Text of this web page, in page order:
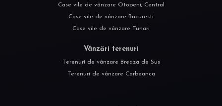
Case vile de vânzare Otopeni, Central
Case vile de vânzare Bucuresti
Case vile de vânzare Tunari
Vânzări terenuri
Terenuri de vânzare Breaza de Sus
Terenuri de vânzare Corbeanca